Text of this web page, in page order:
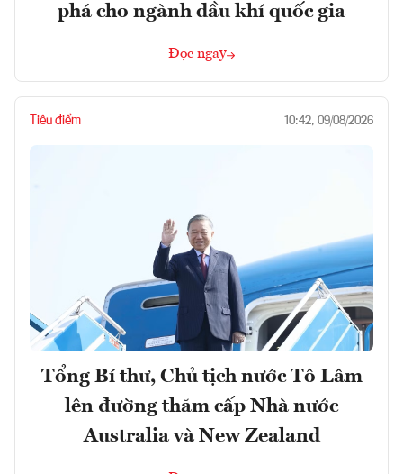
phá cho ngành dầu khí quốc gia
Đọc ngay
Tiêu điểm 10:42, 09/08/2026
Tổng Bí thư, Chủ tịch nước Tô Lâm
lên đường thăm cấp Nhà nước
Australia và New Zealand